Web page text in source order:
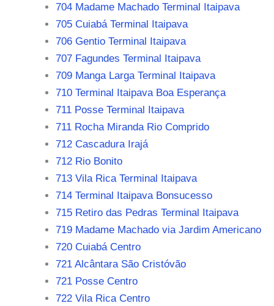
704 Madame Machado Terminal Itaipava
705 Cuiabá Terminal Itaipava
706 Gentio Terminal Itaipava
707 Fagundes Terminal Itaipava
709 Manga Larga Terminal Itaipava
710 Terminal Itaipava Boa Esperança
711 Posse Terminal Itaipava
711 Rocha Miranda Rio Comprido
712 Cascadura Irajá
712 Rio Bonito
713 Vila Rica Terminal Itaipava
714 Terminal Itaipava Bonsucesso
715 Retiro das Pedras Terminal Itaipava
719 Madame Machado via Jardim Americano
720 Cuiabá Centro
721 Alcântara São Cristóvão
721 Posse Centro
722 Vila Rica Centro